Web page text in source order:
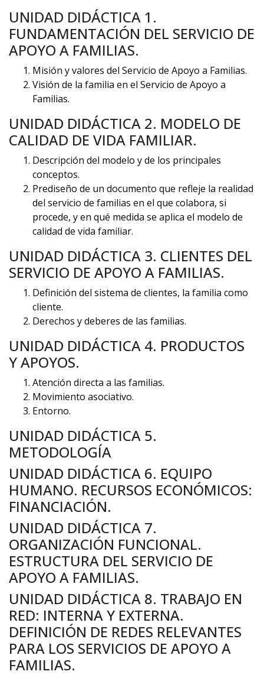
UNIDAD DIDÁCTICA 1.
FUNDAMENTACIÓN DEL SERVICIO DE
APOYO A FAMILIAS.
Misión y valores del Servicio de Apoyo a Familias.
Visión de la familia en el Servicio de Apoyo a
Familias.
UNIDAD DIDÁCTICA 2. MODELO DE
CALIDAD DE VIDA FAMILIAR.
Descripción del modelo y de los principales
conceptos.
Prediseño de un documento que refleje la realidad
del servicio de familias en el que colabora, si
procede, y en qué medida se aplica el modelo de
calidad de vida familiar.
UNIDAD DIDÁCTICA 3. CLIENTES DEL
SERVICIO DE APOYO A FAMILIAS.
Definición del sistema de clientes, la familia como
cliente.
Derechos y deberes de las familias.
UNIDAD DIDÁCTICA 4. PRODUCTOS
Y APOYOS.
Atención directa a las familias.
Movimiento asociativo.
Entorno.
UNIDAD DIDÁCTICA 5.
METODOLOGÍA
UNIDAD DIDÁCTICA 6. EQUIPO
HUMANO. RECURSOS ECONÓMICOS:
FINANCIACIÓN.
UNIDAD DIDÁCTICA 7.
ORGANIZACIÓN FUNCIONAL.
ESTRUCTURA DEL SERVICIO DE
APOYO A FAMILIAS.
UNIDAD DIDÁCTICA 8. TRABAJO EN
RED: INTERNA Y EXTERNA.
DEFINICIÓN DE REDES RELEVANTES
PARA LOS SERVICIOS DE APOYO A
FAMILIAS.